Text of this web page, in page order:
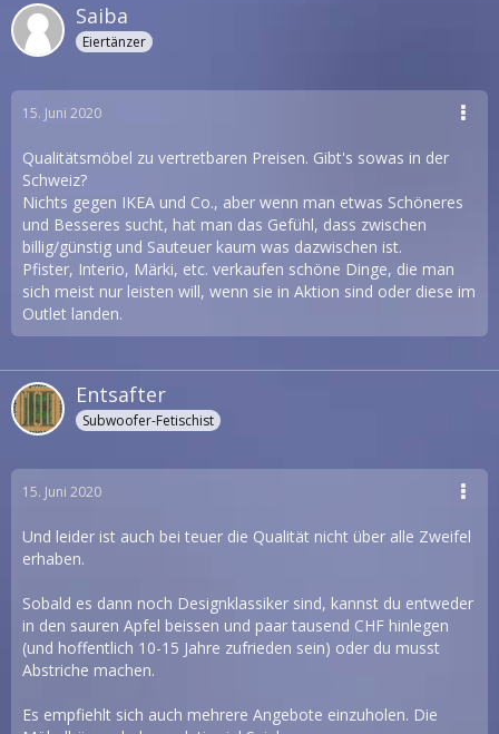
Saiba
Eiertänzer
15. Juni 2020
Qualitätsmöbel zu vertretbaren Preisen. Gibt's sowas in der
Schweiz?
Nichts gegen IKEA und Co., aber wenn man etwas Schöneres
und Besseres sucht, hat man das Gefühl, dass zwischen
billig/günstig und Sauteuer kaum was dazwischen ist.
Pfister, Interio, Märki, etc. verkaufen schöne Dinge, die man
sich meist nur leisten will, wenn sie in Aktion sind oder diese im
Outlet landen.
Entsafter
Subwoofer-Fetischist
15. Juni 2020
Und leider ist auch bei teuer die Qualität nicht über alle Zweifel
erhaben.
Sobald es dann noch Designklassiker sind, kannst du entweder
in den sauren Apfel beissen und paar tausend CHF hinlegen
(und hoffentlich 10-15 Jahre zufrieden sein) oder du musst
Abstriche machen.
Es empfiehlt sich auch mehrere Angebote einzuholen. Die